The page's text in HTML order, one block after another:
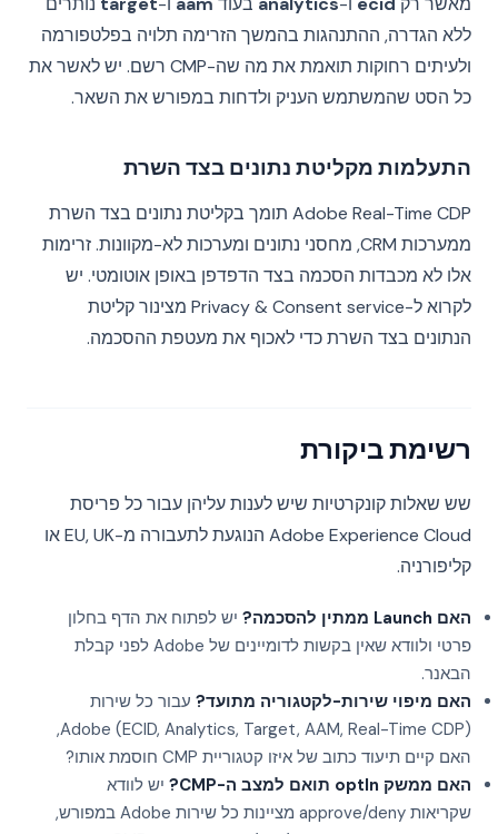
ללא הגדרה, ההתנהגות בהמשך הזרימה תלויה בפלטפורמה
ולעיתים רחוקות תואמת את מה שה-CMP רשם. יש לאשר את
כל הסט שהמשתמש העניק ולדחות במפורש את השאר.
התעלמות מקליטת נתונים בצד השרת
Adobe Real-Time CDP תומך בקליטת נתונים בצד השרת
ממערכות CRM, מחסני נתונים ומערכות לא-מקוונות. זרימות
אלו לא מכבדות הסכמה בצד הדפדפן באופן אוטומטי. יש
לקרוא ל-Privacy & Consent service מצינור קליטת
הנתונים בצד השרת כדי לאכוף את מעטפת ההסכמה.
רשימת ביקורת
שש שאלות קונקרטיות שיש לענות עליהן עבור כל פריסת
Adobe Experience Cloud הנוגעת לתעבורה מ-EU, UK או
קליפורניה.
האם Launch ממתין להסכמה?
יש לפתוח את הדף בחלון
פרטי ולוודא שאין בקשות לדומיינים של Adobe לפני קבלת
הבאנר.
האם מיפוי שירות-לקטגוריה מתועד? עבור כל שירות
Adobe (ECID, Analytics, Target, AAM, Real-Time CDP),
האם קיים תיעוד כתוב של איזו קטגוריית CMP חוסמת אותו?
האם ממשק optIn תואם למצב ה-CMP?
יש לוודא
שקריאות approve/deny מציינות כל שירות Adobe במפורש,